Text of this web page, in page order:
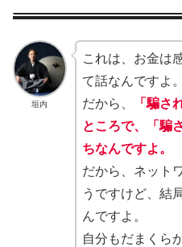
垣内
これは、お金は
て話なんですよ。
だから、
「騙さ
ところで、「騙
ちなんですよ。
だから、ネット
うですけど、結
んですよ。
自分もだまくら